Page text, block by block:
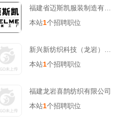
本站1个招聘职位
本站1个招聘职位
福建龙岩喜鹊纺织有限公司
本站1个招聘职位